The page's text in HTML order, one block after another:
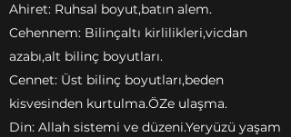
Ahiret: Ruhsal boyut,batın alem.
Cehennem: Bilinçaltı kirlilikleri,vicdan
azabı,alt bilinç boyutları.
Cennet: Üst bilinç boyutları,beden
kisvesinden kurtulma.ÖZe ulaşma.
Din: Allah sistemi ve düzeni.Yeryüzü yaşam